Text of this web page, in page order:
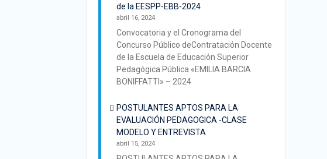
de la EESPP-EBB-2024
abril 16, 2024
Convocatoria y el Cronograma del
Concurso Público deContratación Docente
de la Escuela de Educación Superior
Pedagógica Pública «EMILIA BARCIA
BONIFFATTI» – 2024
POSTULANTES APTOS PARA LA
EVALUACIÓN PEDAGOGICA -CLASE
MODELO Y ENTREVISTA
abril 15, 2024